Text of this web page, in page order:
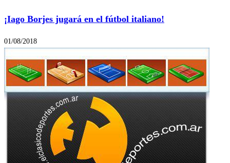
¡Iago Borjes jugará en el fútbol italiano!
01/08/2018